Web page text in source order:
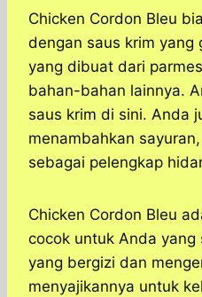
Chicken Cordon Bleu
dengan saus krim yang
yang dibuat dari
bahan-bahan lainnya.
saus krim di sini. Anda
menambahkan
sebagai pelengkap
Chicken Cordon Bleu
cocok untuk Anda yang
yang bergizi dan
menyajikannya untuk